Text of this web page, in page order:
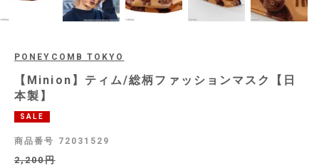
PONEYCOMB TOKYO
【Minion】ティム/総柄ファッションマスク【日
本製】
SALE
商品番号 72031529
2,200